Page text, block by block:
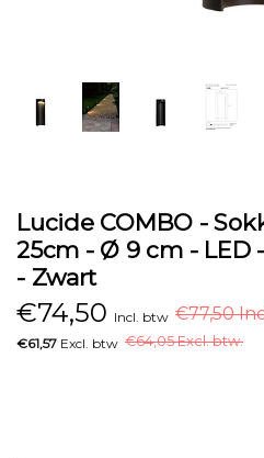
Lucide COMBO -
25cm - Ø 9 cm - LED
- Zwart
€74,50 Incl. btw €77,50
€61,57 Excl. btw €64,05 Excl. btw.